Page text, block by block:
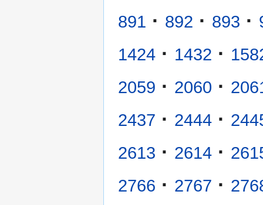
891 · 892 · 893 ·
1424 · 1432 ·
2059 · 2060 ·
2437 · 2444 ·
2613 · 2614 ·
2766 · 2767 ·